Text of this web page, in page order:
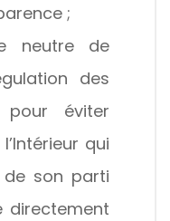
;
neutre de
des
pour éviter
qui
son parti
directement